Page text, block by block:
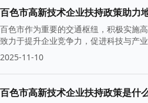
百色市高新技术企业扶持政策助力
百色市作为重要的交通枢纽，积极实施
致力于提升企业竞争力，促进科技与产
2025-11-10
百色市高新技术企业扶持政策是什